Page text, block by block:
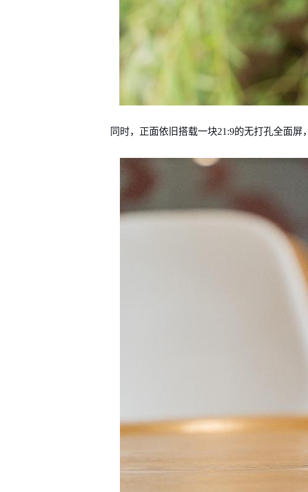
同时，正面依旧搭载一块21:9的无打孔全面屏